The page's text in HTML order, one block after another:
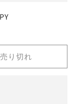
売り切れ